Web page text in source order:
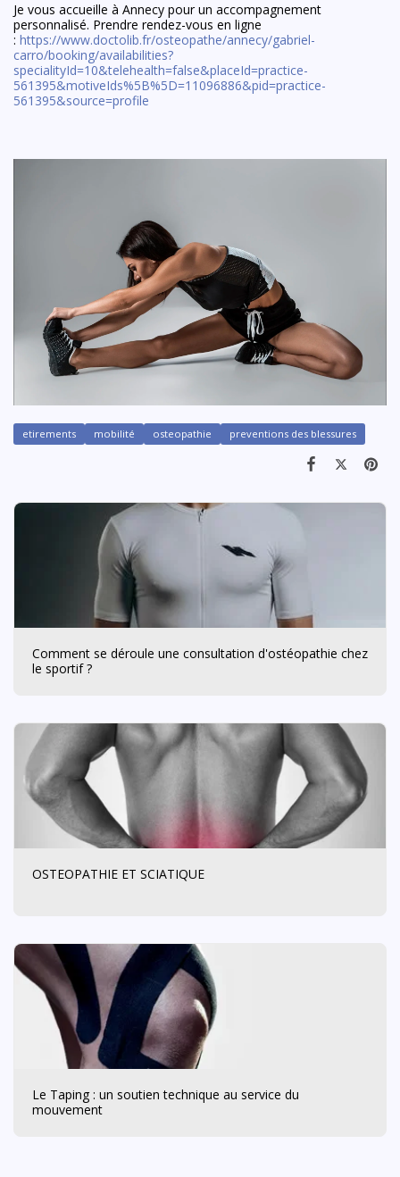
Je vous accueille à Annecy pour un accompagnement
personnalisé. Prendre rendez-vous en ligne
: https://www.doctolib.fr/osteopathe/annecy/gabriel-
carro/booking/availabilities?
specialityId=10&telehealth=false&placeId=practice-
561395&motiveIds%5B%5D=11096886&pid=practice-
561395&source=profile
etirements mobilité osteopathie preventions des blessures
Comment se déroule une consultation d'ostéopathie chez
le sportif ?
OSTEOPATHIE ET SCIATIQUE
Le Taping : un soutien technique au service du
mouvement